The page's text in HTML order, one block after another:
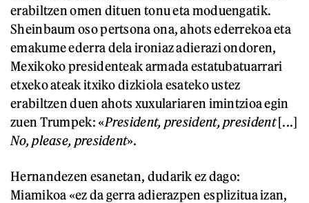
erabiltzen omen dituen tonu eta moduengatik.
Sheinbaum oso pertsona ona, ahots ederrekoa eta
emakume ederra dela ironiaz adierazi ondoren,
Mexikoko presidenteak armada estatubatuarrari
etxeko ateak itxiko dizkiola esateko ustez
erabiltzen duen ahots xuxulariaren imintzioa egin
zuen Trumpek: «President, president, president[...]
No, please, president».
Hernandezen esanetan, dudarik ez dago:
Miamikoa «ez da gerra adierazpen esplizitua izan,